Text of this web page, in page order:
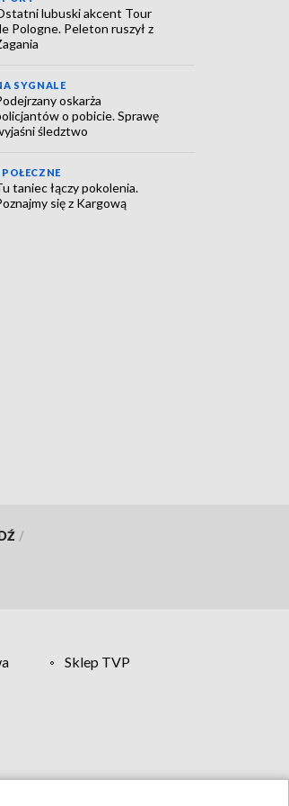
lubuski akcent Tour
Pologne. Peleton ruszył z
SYGNALE
oskarża
o pobicie. Sprawę
śledztwo
taniec łączy pokolenia.
się z Kargową
/
Sklep TVP